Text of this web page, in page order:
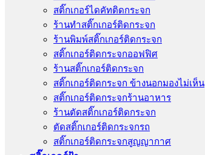
สติ๊กเกอร์ไดคัทติดกระจก
ร้านทําสติ๊กเกอร์ติดกระจก
ร้านพิมพ์สติ๊กเกอร์ติดกระจก
สติ๊กเกอร์ติดกระจกออฟฟิศ
ร้านสติ๊กเกอร์ติดกระจก
สติ๊กเกอร์ติดกระจก ข้างนอกมองไม่เห็น
สติ๊กเกอร์ติดกระจกร้านอาหาร
ร้านตัดสติ๊กเกอร์ติดกระจก
ตัดสติ๊กเกอร์ติดกระจกรถ
สติ๊กเกอร์ติดกระจกสูญญากาศ